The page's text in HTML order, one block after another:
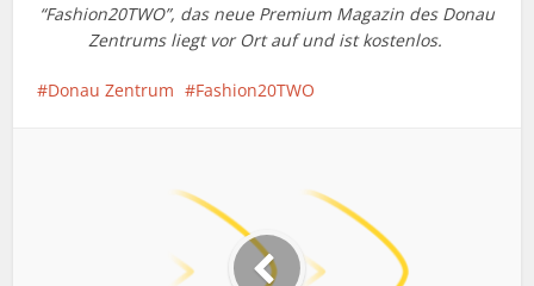
“Fashion20TWO”, das neue Premium Magazin des Donau
Zentrums liegt vor Ort auf und ist kostenlos.
Donau Zentrum Fashion20TWO